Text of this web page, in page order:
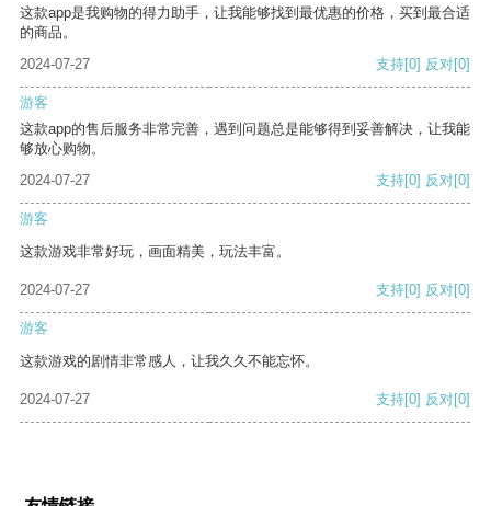
这款app是我购物的得力助手，让我能够找到最优惠的价格，买到最合适
的商品。
2024-07-27
支持[0] 反对[0]
游客
这款app的售后服务非常完善，遇到问题总是能够得到妥善解决，让我能
够放心购物。
2024-07-27
支持[0] 反对[0]
游客
这款游戏非常好玩，画面精美，玩法丰富。
2024-07-27 支持[0] 反对[0]
游客
这款游戏的剧情非常感人，让我久久不能忘怀。
2024-07-27 支持[0] 反对[0]